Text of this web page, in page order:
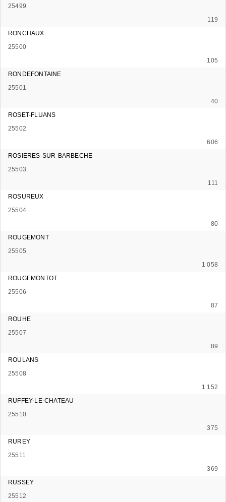
25499
119
RONCHAUX
25500
105
RONDEFONTAINE
25501
40
ROSET-FLUANS
25502
606
ROSIERES-SUR-BARBECHE
25503
111
ROSUREUX
25504
80
ROUGEMONT
25505
1 058
ROUGEMONTOT
25506
87
ROUHE
25507
89
ROULANS
25508
1 152
RUFFEY-LE-CHATEAU
25510
375
RUREY
25511
369
RUSSEY
25512